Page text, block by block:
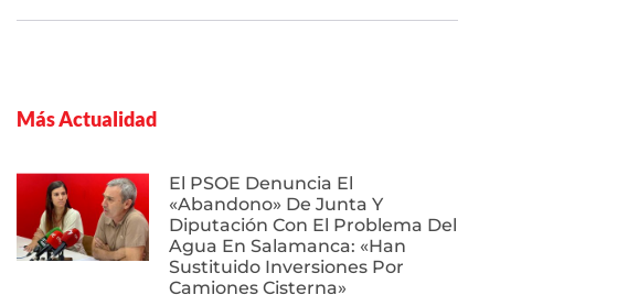
Más Actualidad
El PSOE Denuncia El
«abandono» De Junta Y
Diputación Con El Problema Del
Agua En Salamanca: «Han
Sustituido Inversiones Por
Camiones Cisterna»